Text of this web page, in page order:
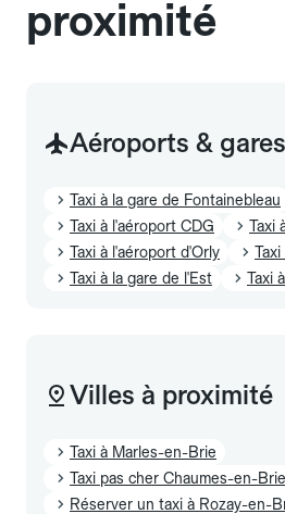
proximité
Aéroports & gares
Taxi à la gare de Fontainebleau
Taxi à l'aéroport CDG
Taxi
Taxi à l'aéroport d'Orly
Taxi à la gare de l'Est
Taxi
Villes à proximité
Taxi à Marles-en-Brie
Taxi pas cher Chaumes-en-Brie
Réserver un taxi à Rozay-en-